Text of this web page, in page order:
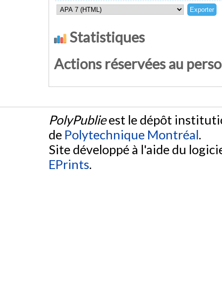
Statistiques
Actions réservées au
PolyPublieest le dépôt
de Polytechnique Montréal.
Site développé à l'aide du
EPrints.